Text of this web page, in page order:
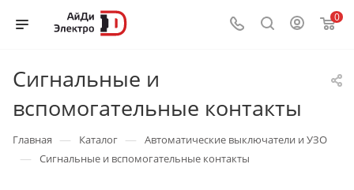
0
Сигнальные и
вспомогательные контакты
Главная — Каталог — Автоматические выключатели и УЗО
— Сигнальные и вспомогательные контакты